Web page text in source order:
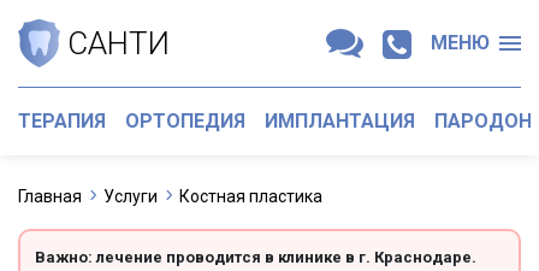
САНТИ МЕНЮ
ТЕРАПИЯ ОРТОПЕДИЯ ИМПЛАНТАЦИЯ
Главная Услуги Костная пластика
Важно: лечение проводится в клинике в г. Краснодаре.